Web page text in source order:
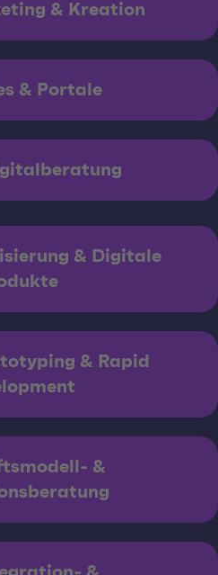
& Kreation
& Portale
& Digitale
& Rapid
&